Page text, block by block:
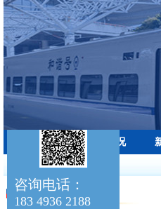
学校首页 学校概况
最新公告：
招生就业
咨询电话：
183 4936 2188